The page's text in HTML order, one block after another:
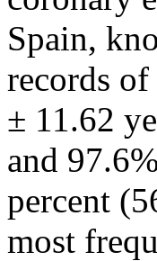
Spain,
records
± 11.62
and
percent
most